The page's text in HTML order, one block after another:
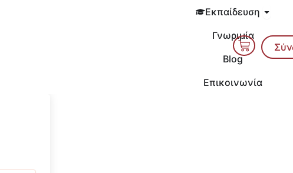
Εκπαίδευση Open
Γνωριμία
Blog
Επικοινωνία
Cart